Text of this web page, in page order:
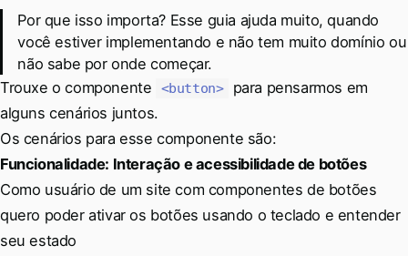
Por que isso importa? Esse guia ajuda muito, quando
você estiver implementando e não tem muito domínio ou
não sabe por onde começar.
Trouxe o componente
<button>
para pensarmos em
alguns cenários juntos.
Os cenários para esse componente são:
Funcionalidade: Interação e acessibilidade de botões
Como usuário de um site com componentes de botões
quero poder ativar os botões usando o teclado e entender
seu estado